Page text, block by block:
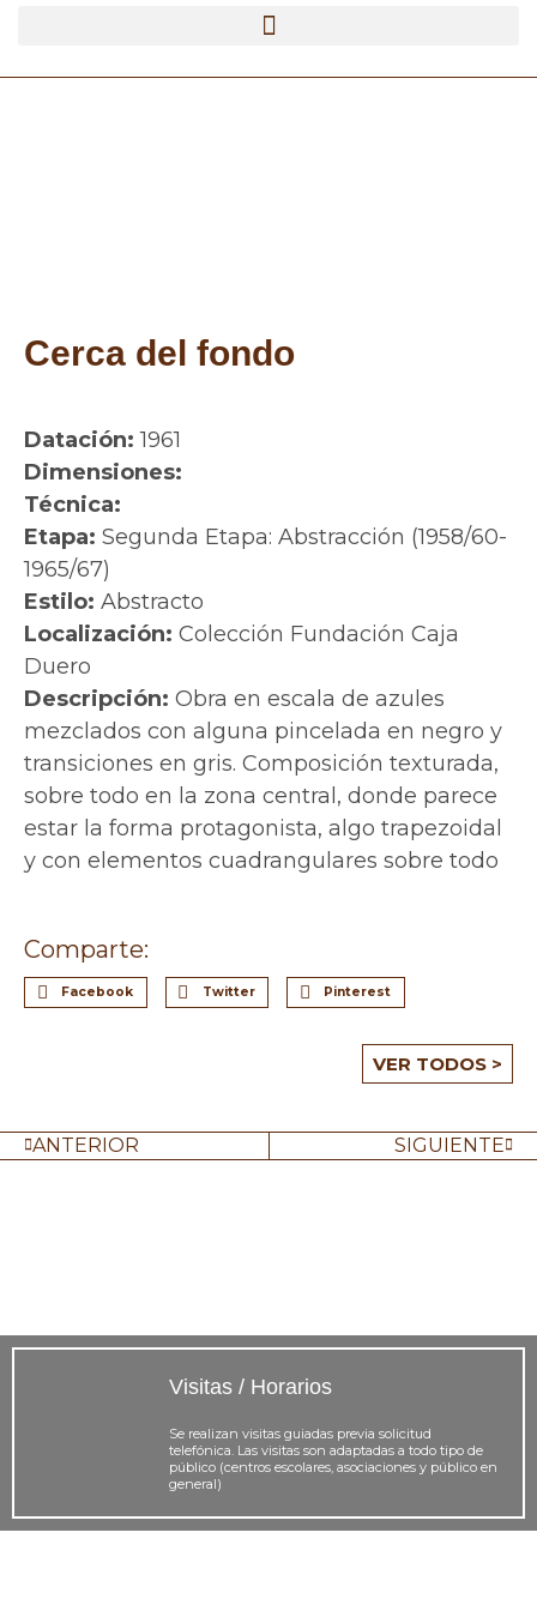
Cerca del fondo
Datación: 1961
Dimensiones:
Técnica:
Etapa: Segunda Etapa: Abstracción (1958/60-
1965/67)
Estilo: Abstracto
Localización: Colección Fundación Caja
Duero
Descripción: Obra en escala de azules
mezclados con alguna pincelada en negro y
transiciones en gris. Composición texturada,
sobre todo en la zona central, donde parece
estar la forma protagonista, algo trapezoidal
y con elementos cuadrangulares sobre todo
Comparte:
Facebook Twitter Pinterest
VER TODOS >
ANTERIOR SIGUIENTE
Visitas / Horarios
Se realizan visitas guiadas previa solicitud
telefónica. Las visitas son adaptadas a todo tipo de
público (centros escolares, asociaciones y público en
general)